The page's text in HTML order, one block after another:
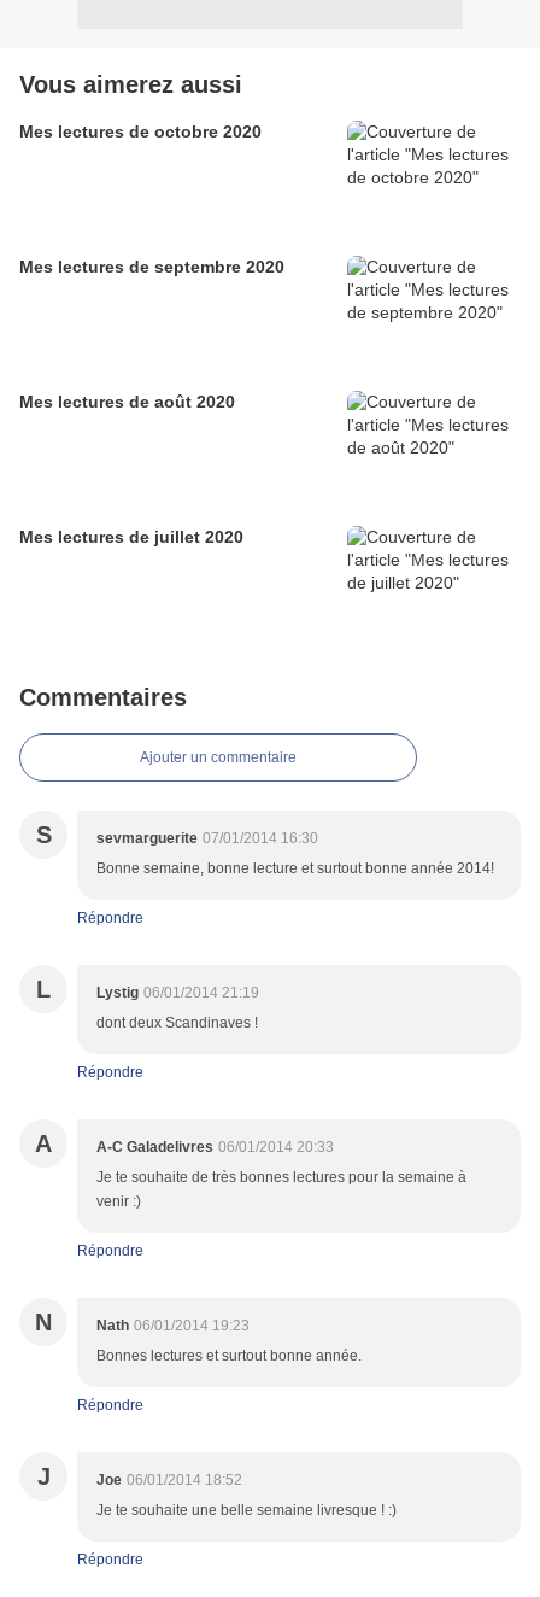
Vous aimerez aussi
Mes lectures de octobre 2020
Mes lectures de septembre 2020
Mes lectures de août 2020
Mes lectures de juillet 2020
Commentaires
Ajouter un commentaire
S sevmarguerite 07/01/2014 16:30
Bonne semaine, bonne lecture et surtout bonne année 2014!
Répondre
L Lystig 06/01/2014 21:19
dont deux Scandinaves !
Répondre
A A-C Galadelivres 06/01/2014 20:33
Je te souhaite de très bonnes lectures pour la semaine à
venir :)
Répondre
N Nath 06/01/2014 19:23
Bonnes lectures et surtout bonne année.
Répondre
J Joe 06/01/2014 18:52
Je te souhaite une belle semaine livresque ! :)
Répondre